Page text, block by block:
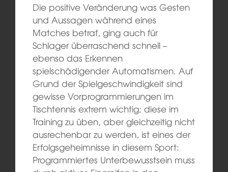
Die positive Veränderung was Gesten
und Aussagen während eines
Matches betraf, ging auch für
Schlager überraschend schnell –
ebenso das Erkennen
spielschädigender Automatismen. Auf
Grund der Spielgeschwindigkeit sind
gewisse Vorprogrammierungen im
Tischtennis extrem wichtig; diese im
Training zu üben, aber gleichzeitig nicht
ausrechenbar zu werden, ist eines der
Erfolgsgeheimnisse in diesem Sport:
Programmiertes Unterbewusstsein muss